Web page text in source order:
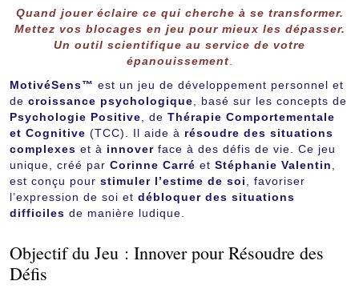
Quand jouer éclaire ce qui cherche à se transformer.
Mettez vos blocages en jeu pour mieux les dépasser.
Un outil scientifique au service de votre
épanouissement.
MotivéSens™ est un jeu de développement personnel et
de croissance psychologique, basé sur les concepts de
Psychologie Positive, de Thérapie Comportementale
et Cognitive (TCC). Il aide à résoudre des situations
complexes et à innover face à des défis de vie. Ce jeu
unique, créé par Corinne Carré et Stéphanie Valentin,
est conçu pour stimuler l’estime de soi, favoriser
l’expression de soi et débloquer des situations
difficiles de manière ludique.
Objectif du Jeu : Innover pour Résoudre des
Défis